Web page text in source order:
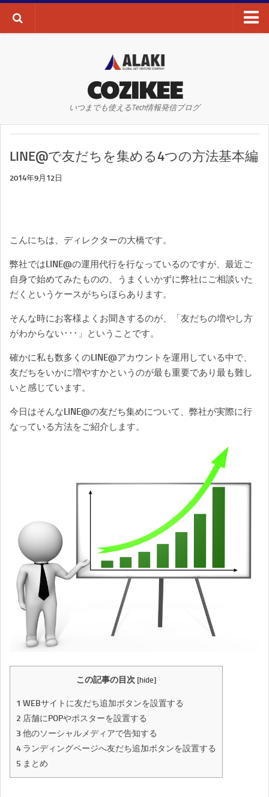
AI・ディープラーニング
WEBサイト
WEBマーケティング
SEO
お問い合わせ
COZIKEE
いつまでも使えるTech情報発信ブログ
LINE@で友だちを集める4つの方法基本編
2014年9月12日
こんにちは、ディレクターの大橋です。
弊社ではLINE@の運用代行を行なっているのですが、最近ご
自身で始めてみたものの、うまくいかずに弊社にご相談いた
だくというケースがちらほらあります。
そんな時にお客様よくお聞きするのが、「友だちの増やし方
がわからない･･･」ということです。
確かに私も数多くのLINE@アカウントを運用している中で、
友だちをいかに増やすかというのが最も重要であり最も難し
いと感じています。
今日はそんなLINE@の友だち集めについて、弊社が実際に行
なっている方法をご紹介します。
この記事の目次 [hide]
1 WEBサイトに友だち追加ボタンを設置する
2 店舗にPOPやポスターを設置する
3 他のソーシャルメディアで告知する
4 ランディングページへ友だち追加ボタンを設置する
5 まとめ